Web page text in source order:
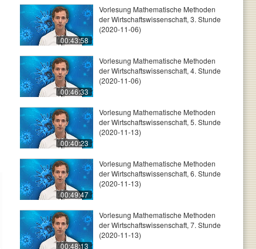
00:43:58
Vorlesung Mathematische Methoden
der Wirtschaftswissenschaft, 3. Stunde
(2020-11-06)
00:46:33
Vorlesung Mathematische Methoden
der Wirtschaftswissenschaft, 4. Stunde
(2020-11-06)
00:40:23
Vorlesung Mathematische Methoden
der Wirtschaftswissenschaft, 5. Stunde
(2020-11-13)
00:49:47
Vorlesung Mathematische Methoden
der Wirtschaftswissenschaft, 6. Stunde
(2020-11-13)
00:48:13
Vorlesung Mathematische Methoden
der Wirtschaftswissenschaft, 7. Stunde
(2020-11-13)